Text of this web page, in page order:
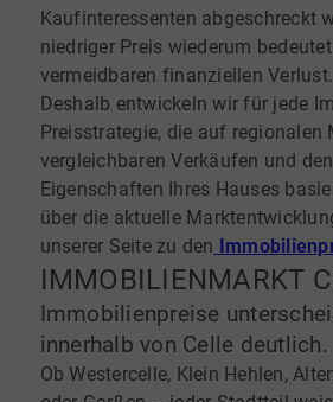
Kaufinteressenten abgeschreckt
niedriger Preis wiederum
vermeidbaren finanziellen Verlust.
Deshalb entwickeln wir für jede
Preisstrategie, die auf regionalen
vergleichbaren Verkäufen und
Eigenschaften Ihres Hauses
über die aktuelle
unserer Seite zu den
IMMOBILIENMARKT
Immobilienpreise
innerhalb von Celle deutlich.
Ob Westercelle, Klein Hehlen,